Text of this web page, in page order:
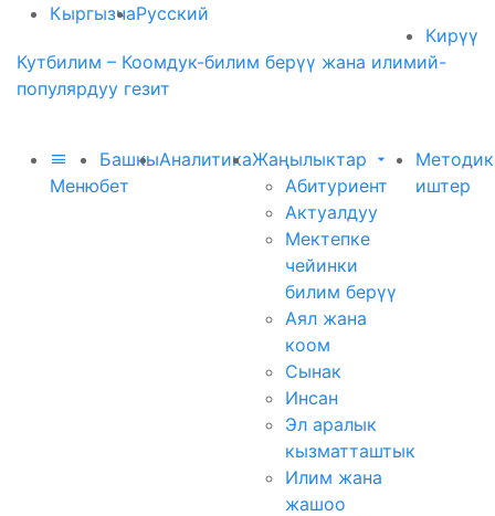
КыргызчаРусский
Кирүү
Кутбилим – Коомдук-билим берүү жана илимий-
популярдуу гезит
Меню
Башкы
бет
АналитикаЖаңылыктар
Абитуриент
Актуалдуу
Мектепке
чейинки
билим берүү
Аял жана
коом
Сынак
Инсан
Эл аралык
кызматташтык
Илим жана
жашоо
иштер